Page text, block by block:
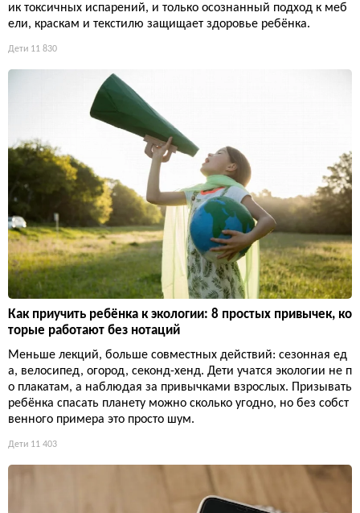
ик токсичных испарений, и только осознанный подход к меб
ели, краскам и текстилю защищает здоровье ребёнка.
Дети 11 830
Как приучить ребёнка к экологии: 8 простых привычек, ко
торые работают без нотаций
Меньше лекций, больше совместных действий: сезонная ед
а, велосипед, огород, секонд-хенд. Дети учатся экологии не п
о плакатам, а наблюдая за привычками взрослых. Призывать
ребёнка спасать планету можно сколько угодно, но без собст
венного примера это просто шум.
Дети 11 403